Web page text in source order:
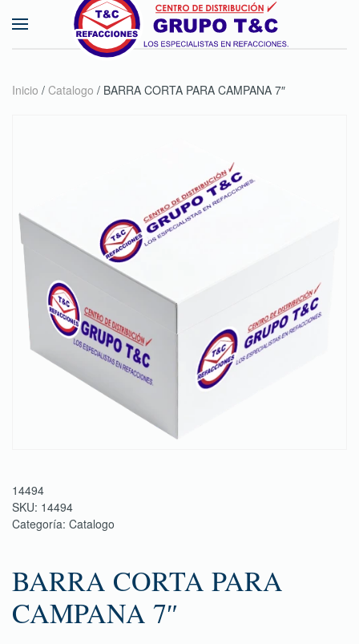
Skip to main content
Inicio / Catalogo / BARRA CORTA PARA CAMPANA 7″
14494
SKU: 14494
Categoría: Catalogo
BARRA CORTA PARA
CAMPANA 7″